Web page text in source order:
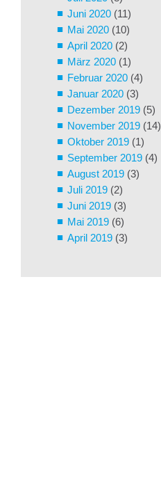
Juni 2020 (11)
Mai 2020 (10)
April 2020 (2)
März 2020 (1)
Februar 2020 (4)
Januar 2020 (3)
Dezember 2019 (5)
November 2019 (14)
Oktober 2019 (1)
September 2019 (4)
August 2019 (3)
Juli 2019 (2)
Juni 2019 (3)
Mai 2019 (6)
April 2019 (3)